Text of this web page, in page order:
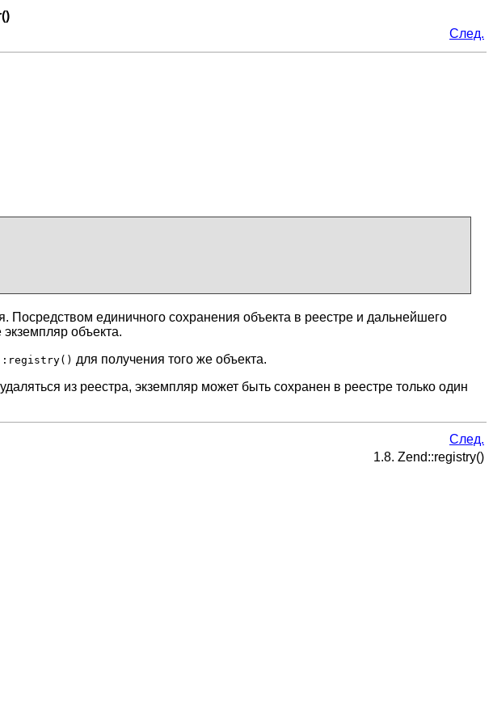
След.
единичного сохранения объекта в реестре и дальнейшего
объекта.
для получения того же объекта.
из реестра, экземпляр может быть сохранен в реестре только один
След.
1.8. Zend::registry()